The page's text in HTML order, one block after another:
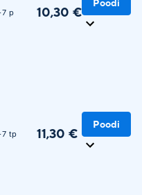
p 10,30 €
Poodi
tp 11,30 €
Poodi